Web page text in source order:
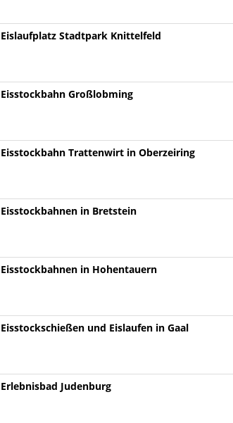
Eislaufplatz Stadtpark Knittelfeld
Eisstockbahn Großlobming
Eisstockbahn Trattenwirt in Oberzeiring
Eisstockbahnen in Bretstein
Eisstockbahnen in Hohentauern
Eisstockschießen und Eislaufen in Gaal
Erlebnisbad Judenburg